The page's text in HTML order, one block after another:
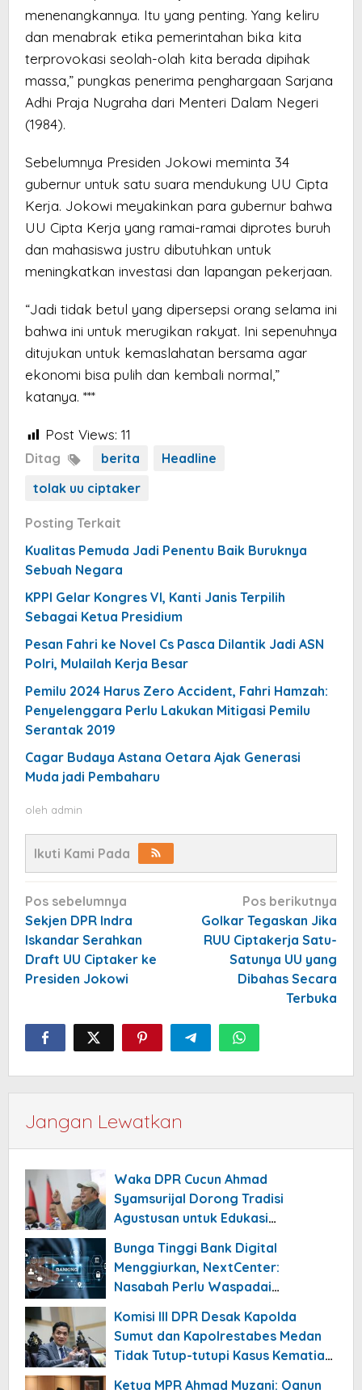
menenangkannya. Itu yang penting. Yang keliru
dan menabrak etika pemerintahan bika kita
terprovokasi seolah-olah kita berada dipihak
massa,” pungkas penerima penghargaan Sarjana
Adhi Praja Nugraha dari Menteri Dalam Negeri
(1984).
Sebelumnya Presiden Jokowi meminta 34
gubernur untuk satu suara mendukung UU Cipta
Kerja. Jokowi meyakinkan para gubernur bahwa
UU Cipta Kerja yang ramai-ramai diprotes buruh
dan mahasiswa justru dibutuhkan untuk
meningkatkan investasi dan lapangan pekerjaan.
“Jadi tidak betul yang dipersepsi orang selama ini
bahwa ini untuk merugikan rakyat. Ini sepenuhnya
ditujukan untuk kemaslahatan bersama agar
ekonomi bisa pulih dan kembali normal,”
katanya. ***
Post Views: 11
Ditag berita
Headline
tolak uu ciptaker
Posting Terkait
Kualitas Pemuda Jadi Penentu Baik Buruknya
Sebuah Negara
KPPI Gelar Kongres VI, Kanti Janis Terpilih
Sebagai Ketua Presidium
Pesan Fahri ke Novel Cs Pasca Dilantik Jadi ASN
Polri, Mulailah Kerja Besar
Pemilu 2024 Harus Zero Accident, Fahri Hamzah:
Penyelenggara Perlu Lakukan Mitigasi Pemilu
Serantak 2019
Cagar Budaya Astana Oetara Ajak Generasi
Muda jadi Pembaharu
oleh admin
Ikuti Kami Pada
Navigasi
pos
Pos sebelumnya
Sekjen DPR Indra
Iskandar Serahkan
Draft UU Ciptaker ke
Presiden Jokowi
Pos berikutnya
Golkar Tegaskan Jika
RUU Ciptakerja Satu-
Satunya UU yang
Dibahas Secara
Terbuka
Jangan Lewatkan
Waka DPR Cucun Ahmad
Syamsurijal Dorong Tradisi
Agustusan untuk Edukasi
Bunga Tinggi Bank Digital
Menggiurkan, NextCenter:
Nasabah Perlu Waspadai
Komisi III DPR Desak Kapolda
Sumut dan Kapolrestabes Medan
Tidak Tutup-tutupi Kasus Kematian
Ketua MPR Ahmad Muzani: Qanun